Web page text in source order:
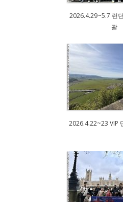
2026.4.29~5.7 런
괄
2026.4.22~23 VIP